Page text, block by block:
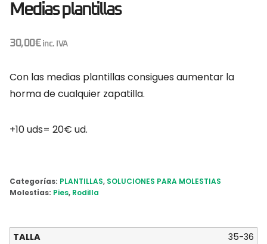
Medias plantillas
30,00€inc. IVA
Con las medias plantillas consigues aumentar la
horma de cualquier zapatilla.
+10 uds= 20€ ud.
Categorías: PLANTILLAS, SOLUCIONES PARA MOLESTIAS
Molestias: Pies, Rodilla
35-36